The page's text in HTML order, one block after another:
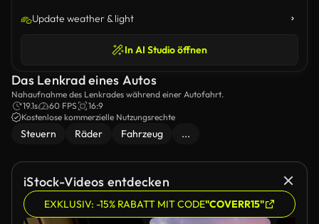
Update weather & light
In AI Studio öffnen
Das Lenkrad eines Autos
Nahaufnahme des Lenkrades während einer Autofahrt.
19.1s
60 FPS
16:9
Kostenlose kommerzielle Nutzungsrechte
Steuern Räder Fahrzeug ...
iStock-Videos entdecken
EXKLUSIV: -15% RABATT MIT CODE"COVERR15"